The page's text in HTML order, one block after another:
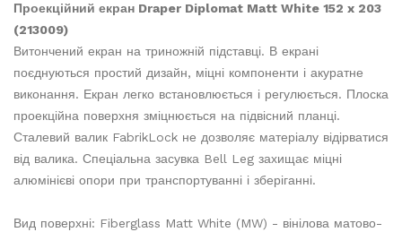
Проекційний екран Draper Diplomat Matt White 152 x 203
(213009)
Витончений екран на триножній підставці. В екрані
поєднуються простий дизайн, міцні компоненти і акуратне
виконання. Екран легко встановлюється і регулюється. Плоска
проекційна поверхня зміцнюється на підвісний планці.
Сталевий валик FabrikLock не дозволяє матеріалу відірватися
від валика. Спеціальна засувка Bell Leg захищає міцні
алюмінієві опори при транспортуванні і зберіганні.
Вид поверхні: Fiberglass Matt White (MW) - вінілова матово-